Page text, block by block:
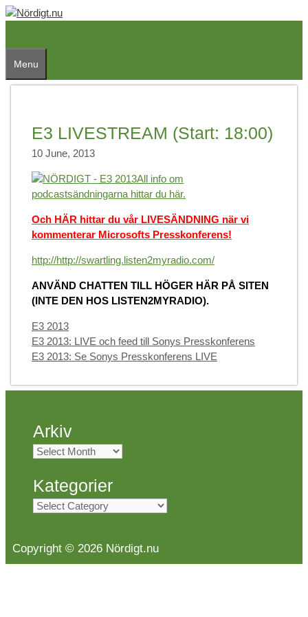
Skip
Menu
E3 LIVESTREAM (Start: 18:00)
10 June, 2013
All info om
podcastsändningarna hittar du här.
Och HÄR hittar du vår LIVESÄNDNING när vi
kommenterar Microsofts Presskonferens!
http://http://swartling.listen2myradio.com/
ANVÄND CHATTEN TILL HÖGER HÄR PÅ SITEN
(INTE DEN HOS LISTEN2MYRADIO).
Categories
E3 2013
E3 2013: LIVE och feed till Sonys Presskonferens
E3 2013: Se Sonys Presskonferens LIVE
Arkiv
Arkiv
Kategorier
Kategorier
Copyright © 2026 Nördigt.nu